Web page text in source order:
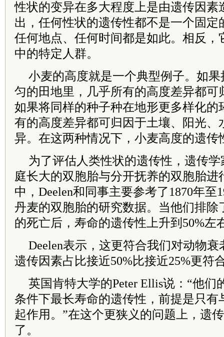
性状的变异在多大程度上是由遗传因素
出，任何性状的遗传性都不是一个固定
任何地点、任何时间都是如此。相反，
中的特定人群。
小麦的高度就是一个典型例子。如
匀的田地里，几乎所有的高度差异都可
如果将同样的种子种在地形更多样化的
有的高度差异都可归因于土壤、阳光、
异。在这两种情况下，小麦高度的遗传
为了评估人类性状的遗传性，遗传
庭长大的双胞胎与分开抚养的双胞胎进
中，Deelen和同事主要参考了1870年至
丹麦的双胞胎的研究数据。当他们排除
的死亡后，寿命的遗传性上升到50%左
Deelen表示，这更符合我们对动物
遗传因素占比接近50%比接近25%更符
英国肯特大学的Peter Ellis说：“他们
条件下最长寿命的遗传性，前提是只有
起作用。”在这个更狭义的问题上，遗
了。